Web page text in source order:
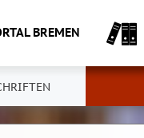
BREMEN